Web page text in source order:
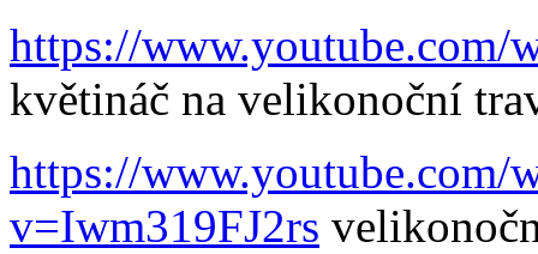
https://www.youtube.com/
květináč na velikonoční
https://www.youtube.com/
v=Iwm319FJ2rs